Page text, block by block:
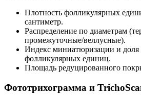
Плотность фолликулярных
сантиметр.
Распределение по диаметрам
промежуточные/веллусные).
Индекс миниатюризации и доля
фолликулярных единиц.
Площадь редуцированного
Фототрихограмма и